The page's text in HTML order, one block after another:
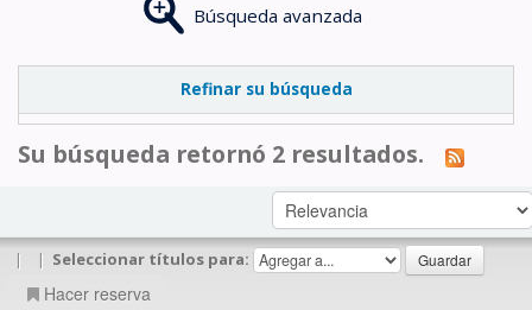
Búsqueda avanzada
Refinar su búsqueda
Su búsqueda retornó 2 resultados.
| | Seleccionar títulos para:
Hacer reserva